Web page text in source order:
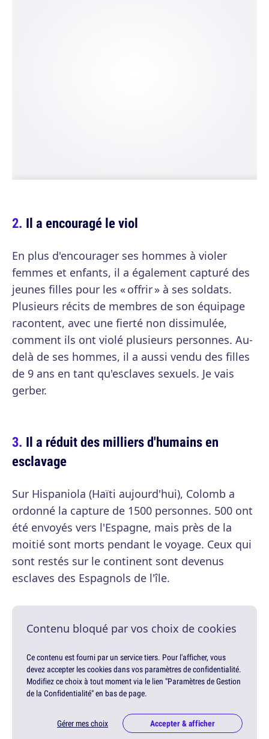
Il a encouragé le viol
En plus d'encourager ses hommes à violer
femmes et enfants, il a également capturé des
jeunes filles pour les « offrir » à ses soldats.
Plusieurs récits de membres de son équipage
racontent, avec une fierté non dissimulée,
comment ils ont violé plusieurs personnes. Au-
delà de ses hommes, il a aussi vendu des filles
de 9 ans en tant qu'esclaves sexuels. Je vais
gerber.
Il a réduit des milliers d'humains en
esclavage
Sur Hispaniola (Haïti aujourd'hui), Colomb a
ordonné la capture de 1500 personnes. 500 ont
été envoyés vers l'Espagne, mais près de la
moitié sont morts pendant le voyage. Ceux qui
sont restés sur le continent sont devenus
esclaves des Espagnols de l'île.
Contenu bloqué par vos choix de cookies
Ce contenu est fourni par un service tiers. Pour l'afficher, vous
devez accepter les cookies dans vos paramètres de confidentialité.
Modifiez ce choix à tout moment via le lien "Paramètres de Gestion
de la Confidentialité" en bas de page.
Gérer mes choix Accepter & afficher